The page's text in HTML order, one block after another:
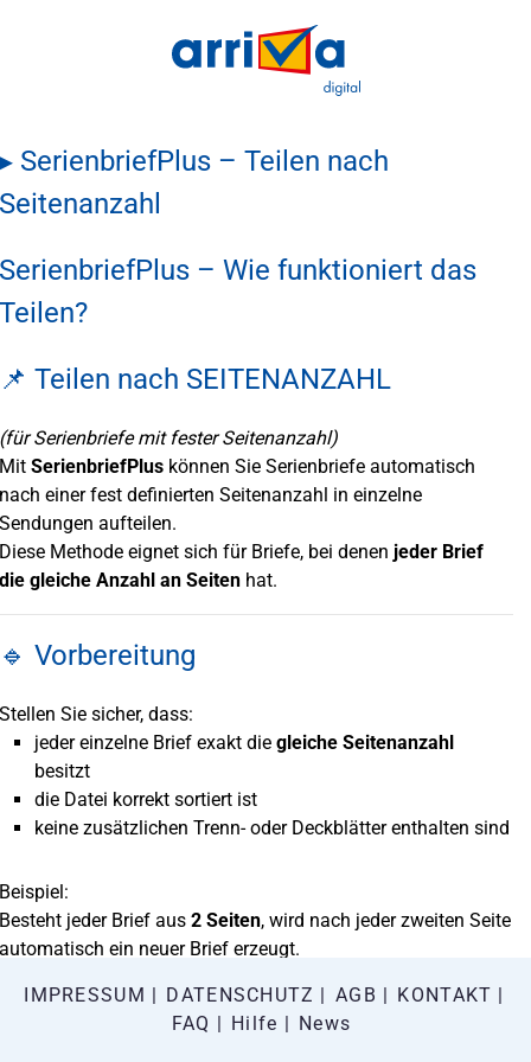
▸ SerienbriefPlus – Teilen nach
Seitenanzahl
SerienbriefPlus – Wie funktioniert das
Teilen?
📌 Teilen nach SEITENANZAHL
(für Serienbriefe mit fester Seitenanzahl)
Mit SerienbriefPlus können Sie Serienbriefe automatisch
nach einer fest definierten Seitenanzahl in einzelne
Sendungen aufteilen.
Diese Methode eignet sich für Briefe, bei denen jeder Brief
die gleiche Anzahl an Seiten hat.
🔹 Vorbereitung
Stellen Sie sicher, dass:
jeder einzelne Brief exakt die gleiche Seitenanzahl
besitzt
die Datei korrekt sortiert ist
keine zusätzlichen Trenn- oder Deckblätter enthalten sind
Beispiel:
Besteht jeder Brief aus 2 Seiten, wird nach jeder zweiten Seite
automatisch ein neuer Brief erzeugt.
🔹 Seitenanzahl festlegen
IMPRESSUM DATENSCHUTZ AGB
KONTAKT
FAQ
Hilfe News